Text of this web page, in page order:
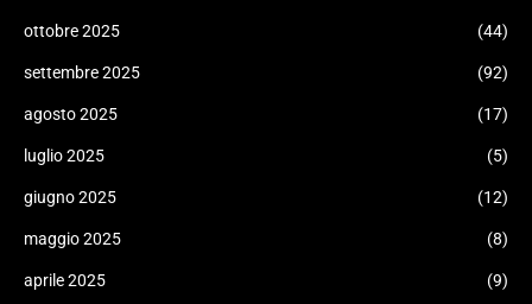
ottobre 2025 (44)
settembre 2025 (92)
agosto 2025 (17)
luglio 2025 (5)
giugno 2025 (12)
maggio 2025 (8)
aprile 2025 (9)